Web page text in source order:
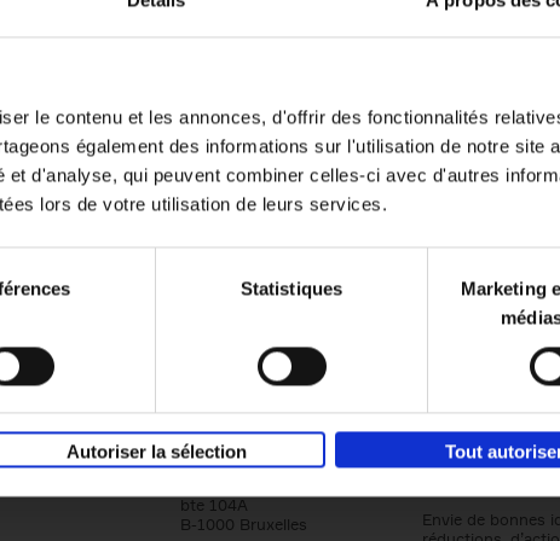
le contenu et les annonces, d'offrir des fonctionnalités
également des informations sur l'utilisation de notre site
et d'analyse, qui peuvent combiner celles-ci avec d'autres
lors de votre utilisation de leurs services.
Statistiques
Marketing
Autoriser la sélection Tout
Planning to Promoting
Clo Willaerts
Couverture souple
352
sommes-nous?
Éditions Racine
Tour & Taxis
bte 104A
B-1000 Bruxelles
Envie de bonnes